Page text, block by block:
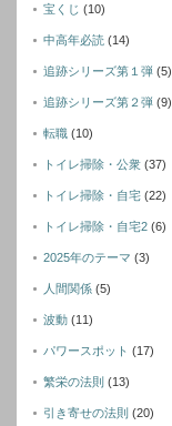
宝くじ (10)
中高年必読 (14)
追跡シリーズ第１弾 (5)
追跡シリーズ第２弾 (9)
転職 (10)
トイレ掃除・公衆 (37)
トイレ掃除・自宅 (22)
トイレ掃除・自宅2 (6)
2025年のテーマ (3)
人間関係 (5)
波動 (11)
パワースポット (17)
繁栄の法則 (13)
引き寄せの法則 (20)